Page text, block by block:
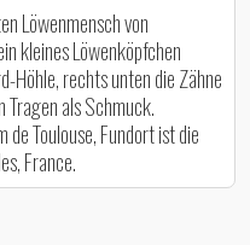
Löwenmensch von
kleines Löwenköpfchen
Höhle, rechts unten die Zähne
Tragen als Schmuck.
Toulouse, Fundort ist die
France.